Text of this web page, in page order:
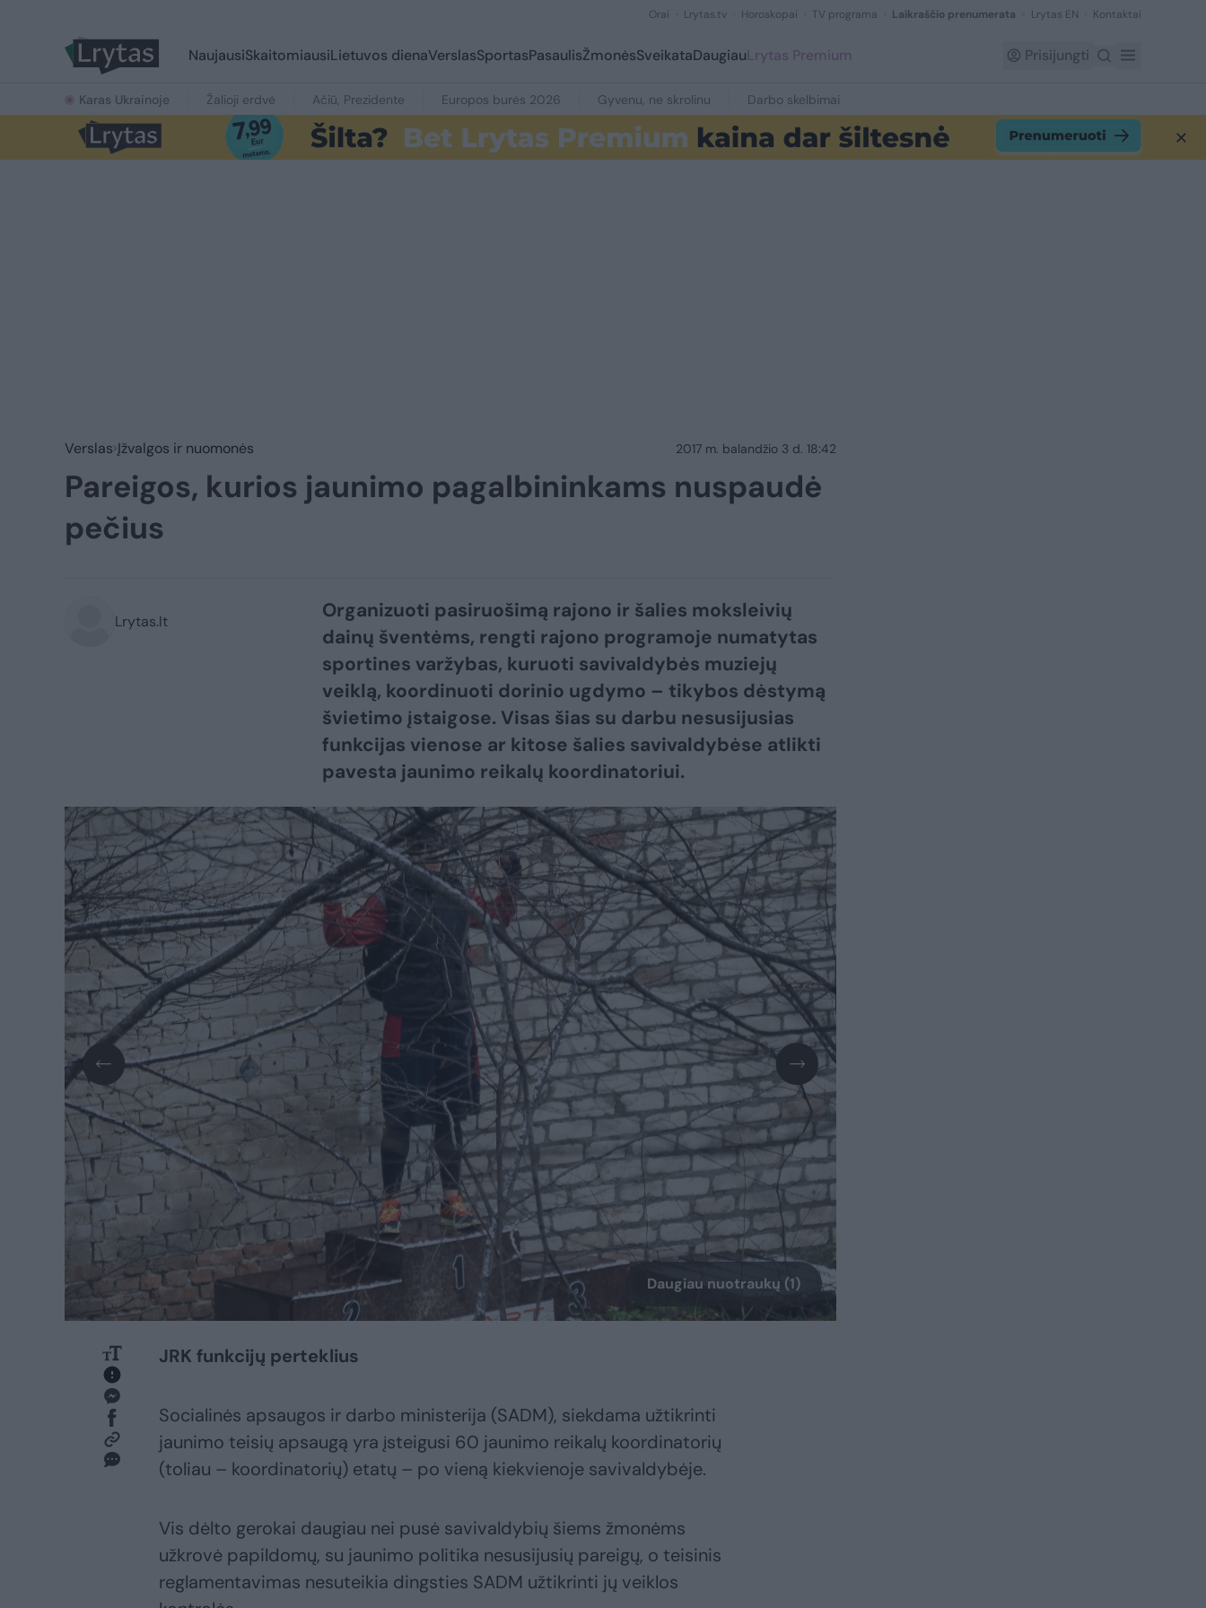
Orai Lrytas.tv Horoskopai TV programa Laikraščio prenumerata Lrytas EN Kontaktai
NaujausiSkaitomiausiLietuvos dienaVerslasSportasPasaulisŽmonėsSveikataDaugiauLrytas Premium Prisijungti
Karas Ukrainoje Žalioji erdvė Ačiū, Prezidente Europos burės 2026 Gyvenu, ne skrolinu Darbo skelbimai
Verslas Įžvalgos ir nuomonės 2017 m. balandžio 3 d. 18:42
Pareigos, kurios jaunimo pagalbininkams nuspaudė
pečius
Lrytas.lt
Organizuoti pasiruošimą rajono ir šalies moksleivių
dainų šventėms, rengti rajono programoje numatytas
sportines varžybas, kuruoti savivaldybės muziejų
veiklą, koordinuoti dorinio ugdymo – tikybos dėstymą
švietimo įstaigose. Visas šias su darbu nesusijusias
funkcijas vienose ar kitose šalies savivaldybėse atlikti
pavesta jaunimo reikalų koordinatoriui.
Daugiau nuotraukų (1)
JRK funkcijų perteklius
Socialinės apsaugos ir darbo ministerija (SADM), siekdama užtikrinti
jaunimo teisių apsaugą yra įsteigusi 60 jaunimo reikalų koordinatorių
(toliau – koordinatorių) etatų – po vieną kiekvienoje savivaldybėje.
Vis dėlto gerokai daugiau nei pusė savivaldybių šiems žmonėms
užkrovė papildomų, su jaunimo politika nesusijusių pareigų, o teisinis
reglamentavimas nesuteikia dingsties SADM užtikrinti jų veiklos